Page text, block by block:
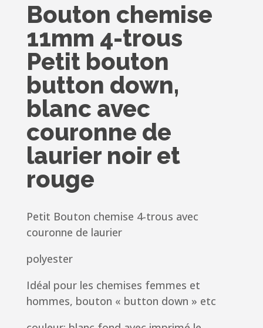
Bouton chemise
11mm 4-trous
Petit bouton
button down,
blanc avec
couronne de
laurier noir et
rouge
Petit Bouton chemise 4-trous avec
couronne de laurier
polyester
Idéal pour les chemises femmes et
hommes, bouton « button down » etc